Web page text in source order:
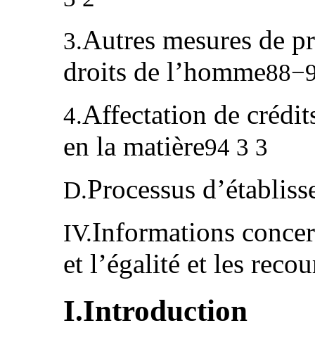
3.Autres mesures de
droits de l’homme
4.Affectation de
en la matière94 3 3
D.Processus
IV.Informations
et l’égalité et les
I.Introduction